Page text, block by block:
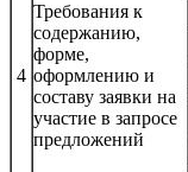
4
Требования к
содержанию,
форме,
оформлению и
составу заявки на
участие в запросе
предложений